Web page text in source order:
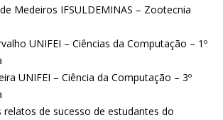
Medeiros IFSULDEMINAS – Zootecnia
UNIFEI – Ciências da Computação – 1º
UNIFEI – Ciência da Computação – 3º
de sucesso de estudantes do